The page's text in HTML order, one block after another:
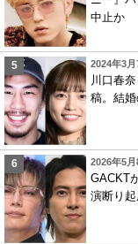
中止か
2024年3
川口春
稿。結
2026年5
GACKT
演断り